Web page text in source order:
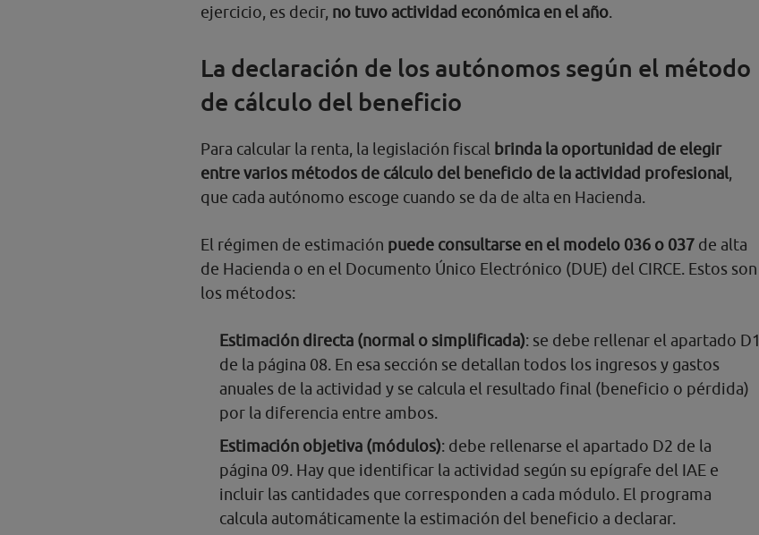
ejercicio, es decir, no tuvo actividad económica en el año.
La declaración de los autónomos según el método
de cálculo del beneficio
Para calcular la renta, la legislación fiscal brinda la oportunidad de elegir
entre varios métodos de cálculo del beneficio de la actividad profesional,
que cada autónomo escoge cuando se da de alta en Hacienda.
El régimen de estimación puede consultarse en el modelo 036 o 037 de alta
de Hacienda o en el Documento Único Electrónico (DUE) del CIRCE. Estos son
los métodos:
Estimación directa (normal o simplificada): se debe rellenar el apartado D1
de la página 08. En esa sección se detallan todos los ingresos y gastos
anuales de la actividad y se calcula el resultado final (beneficio o pérdida)
por la diferencia entre ambos.
Estimación objetiva (módulos): debe rellenarse el apartado D2 de la
página 09. Hay que identificar la actividad según su epígrafe del IAE e
incluir las cantidades que corresponden a cada módulo. El programa
calcula automáticamente la estimación del beneficio a declarar.